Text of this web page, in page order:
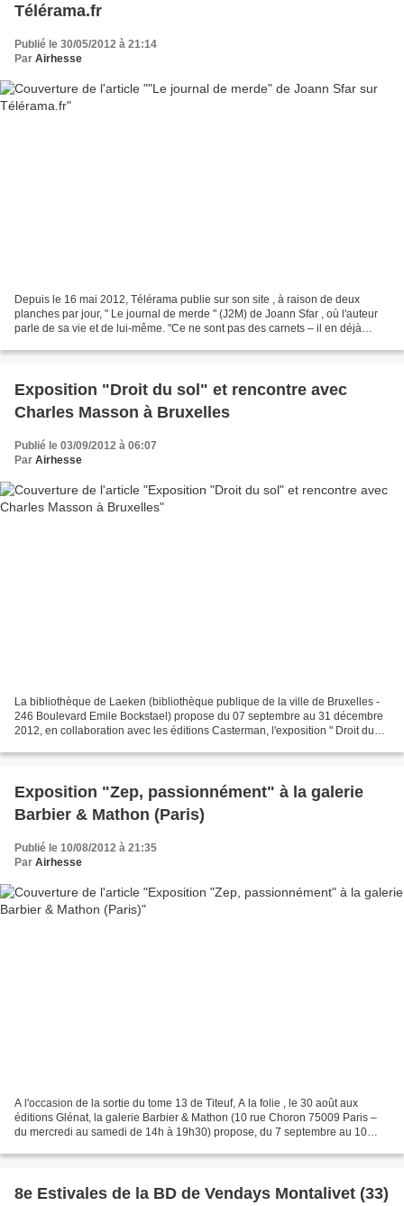
Télérama.fr
Publié le 30/05/2012 à 21:14
Par Airhesse
Depuis le 16 mai 2012, Télérama publie sur son site , à raison de deux
planches par jour, " Le journal de merde " (J2M) de Joann Sfar , où l'auteur
parle de sa vie et de lui-même. "Ce ne sont pas des carnets – il en déjà
Exposition "Droit du sol" et rencontre avec
Charles Masson à Bruxelles
Publié le 03/09/2012 à 06:07
Par Airhesse
La bibliothèque de Laeken (bibliothèque publique de la ville de Bruxelles -
246 Boulevard Emile Bockstael) propose du 07 septembre au 31 décembre
2012, en collaboration avec les éditions Casterman, l'exposition " Droit du
Exposition "Zep, passionnément" à la galerie
Barbier & Mathon (Paris)
Publié le 10/08/2012 à 21:35
Par Airhesse
A l'occasion de la sortie du tome 13 de Titeuf, A la folie , le 30 août aux
éditions Glénat, la galerie Barbier & Mathon (10 rue Choron 75009 Paris –
du mercredi au samedi de 14h à 19h30) propose, du 7 septembre au 10
8e Estivales de la BD de Vendays Montalivet (33)